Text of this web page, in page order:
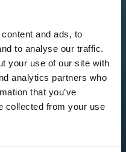
and ads, to
to analyse our traffic.
your use of our site with
analytics partners who
that you’ve
collected from your use